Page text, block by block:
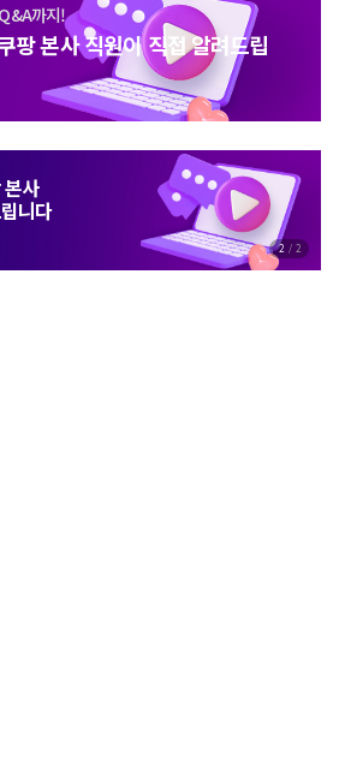
까지!
팡 본사 직원이 직접 알려드립
본사
니다
2 / 2